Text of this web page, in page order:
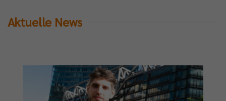
Aktuelle News